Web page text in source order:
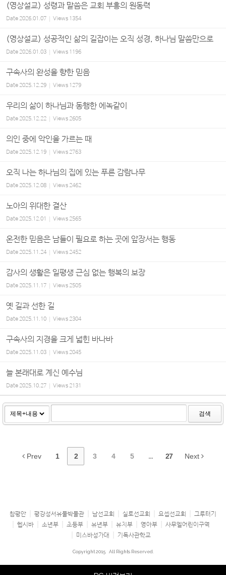
(영상설교) 성령과 말씀은 교회 부흥의 원동력
Date2026.01.07 Views 1354
(영상설교) 성공적인 삶의 길잡이는 오직 성경, 하나님 말씀만으로
Date2026.01.03 Views 1196
구속사의 완성을 향한 믿음
Date2025.12.29 Views 1279
우리의 삶이 하나님과 동행한 에녹같이
Date2025.12.22 Views2605
의인 중에 악인을 가르는 때
Date2025.12.19 Views2763
오직 나는 하나님의 집에 있는 푸른 감람나무
Date2025.12.08 Views2462
노아의 위대한 결산
Date2025.12.01 Views2565
온전한 믿음은 남들이 필요로 하는 곳에 앞장서는 행동
Date2025.11.24 Views2452
감사의 생활은 일평생 근심 없는 행복의 보장
Date2025.11.17 Views2505
옛 길과 선한 길
Date2025.11.10 Views2304
구속사의 지경을 크게 넓힌 바나바
Date2025.11.03 Views2045
늘 본래대로 계신 예수님
Date2025.10.27 Views2131
검색
Prev 1 2 3 4 5 ... 27 Next
참평안 평강성서유물박물관 남선교회 실로선교회 요셉선교회
그루터기
헵시바
소년부 초등부 유년부 유치부 영아부
사무엘어린이구역
미스바성가대
기독사관학교
Copyright 2015 All Rights Reserved.